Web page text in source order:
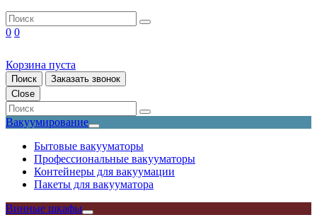
0 0
Корзина пуста
Поиск
Заказать звонок
Close
Вакуумирование
Бытовые вакууматоры
Профессиональные вакууматоры
Контейнеры для вакуумации
Пакеты для вакууматора
Винные шкафы